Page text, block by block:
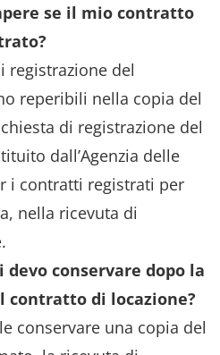
se il mio contratto
registrazione del
reperibili nella copia del
di registrazione del
dall’Agenzia delle
i contratti registrati per
nella ricevuta di
conservare dopo la
contratto di locazione?
conservare una copia del